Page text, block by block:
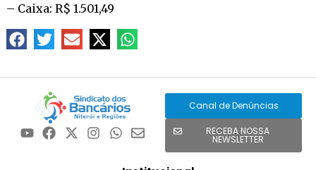
– Caixa: R$ 1.501,49
Canal de Denúncias
RECEBA NOSSA
NEWSLETTER